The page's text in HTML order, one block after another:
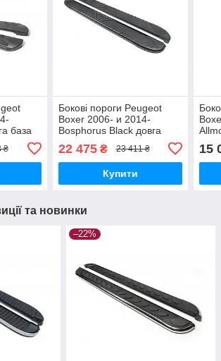
база
₴
Бокові пороги Peugeot
Boxer 2006- и 2014-
Bosphorus Black довга
22 475₴ 23 411 ₴
Купити
15
та новинки
–22%